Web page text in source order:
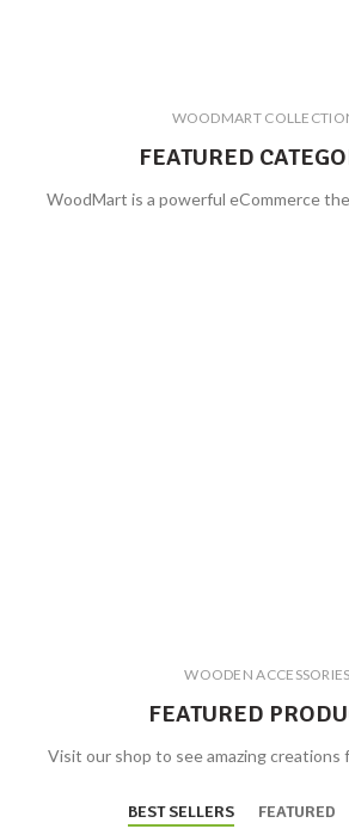
WOODMART
FEATURED
WoodMart is a powerful eCommerce
WOODEN ACCESSORIES
FEATURED
Visit our shop to see amazing creations
BEST SELLERS FEATURED